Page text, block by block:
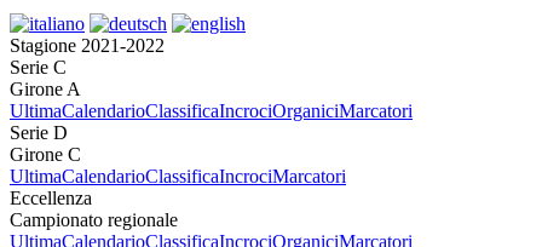
Stagione 2021-2022
Serie C
Girone A
UltimaCalendarioClassificaIncrociOrganiciMarcatori
Serie D
Girone C
UltimaCalendarioClassificaIncrociMarcatori
Eccellenza
Campionato regionale
UltimaCalendarioClassificaIncrociOrganiciMarcatori